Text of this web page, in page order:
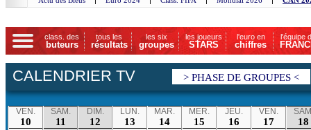
class. des
buteurs
tous les
résultats
les six
groupes
les joueurs
STARS
l'euro en
chiffres
l'équipe
CALENDRIER TV > PHASE DE GROUPES <
VEN.
10
SAM.
11
DIM.
12
LUN.
13
MAR.
14
MER.
15
JEU.
16
VEN.
17 18